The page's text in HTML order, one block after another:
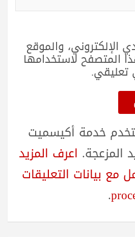
الإلكتروني، والموقع
المتصفح لاستخدامها
تعليقي.
خدمة أكيسميت
المزعجة. اعرف المزيد
مع بيانات التعليقات
.